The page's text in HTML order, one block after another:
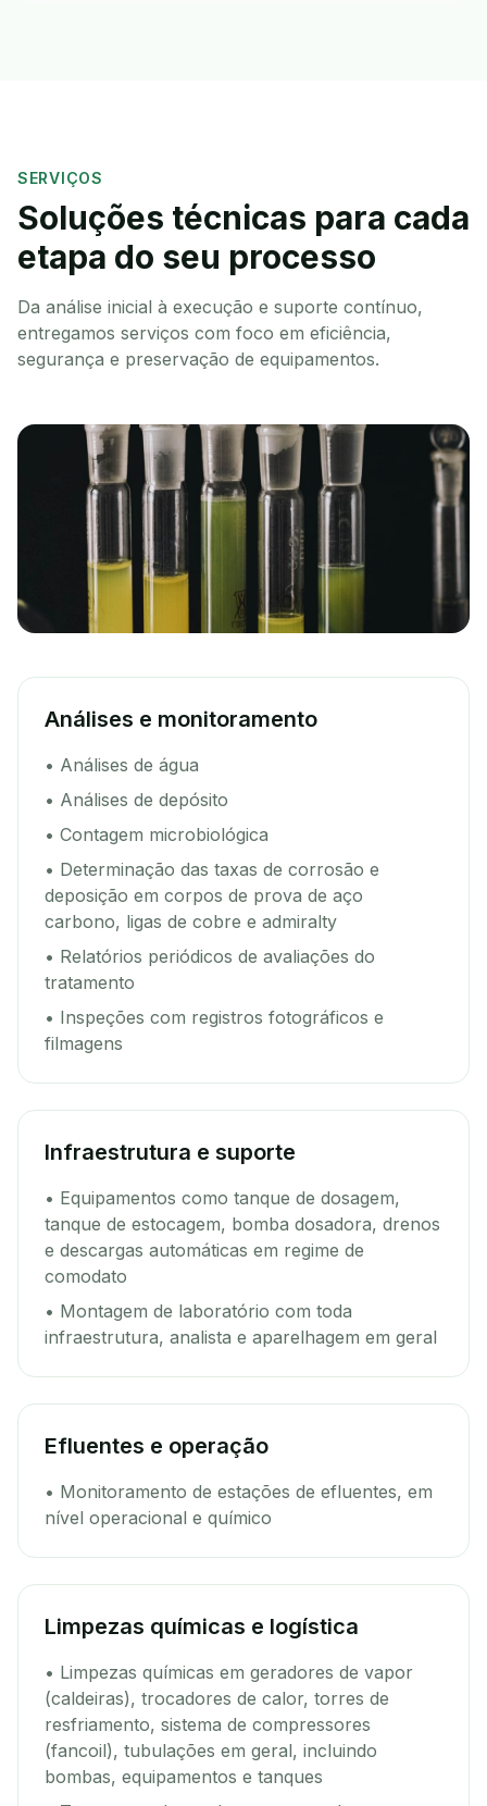
SERVIÇOS
Soluções técnicas para cada
etapa do seu processo
Da análise inicial à execução e suporte contínuo,
entregamos serviços com foco em eficiência,
segurança e preservação de equipamentos.
Análises e monitoramento
• Análises de água
• Análises de depósito
• Contagem microbiológica
• Determinação das taxas de corrosão e
deposição em corpos de prova de aço
carbono, ligas de cobre e admiralty
• Relatórios periódicos de avaliações do
tratamento
• Inspeções com registros fotográficos e
filmagens
Infraestrutura e suporte
• Equipamentos como tanque de dosagem,
tanque de estocagem, bomba dosadora, drenos
e descargas automáticas em regime de
comodato
• Montagem de laboratório com toda
infraestrutura, analista e aparelhagem em geral
Efluentes e operação
• Monitoramento de estações de efluentes, em
nível operacional e químico
Limpezas químicas e logística
• Limpezas químicas em geradores de vapor
(caldeiras), trocadores de calor, torres de
resfriamento, sistema de compressores
(fancoil), tubulações em geral, incluindo
bombas, equipamentos e tanques